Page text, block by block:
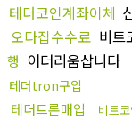
테더코인계좌이체
오다집수수료 비트
행 이더리움삽니다
테더tron구입
테더트론매입 비트